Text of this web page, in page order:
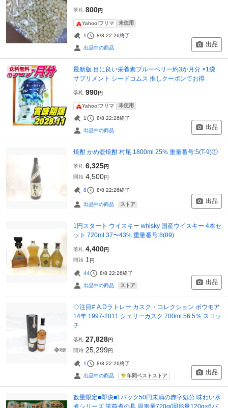
落札 800円
Yahoo!フリマ 未使用
1 8/8 22:26終了
出品中の商品 出品
送料無料
最新版 目に良い栄養素ブルーベリー約3か月分 ×1袋
サプリメント シードコムス 推しクーポンでお得
落札 990円
Yahoo!フリマ 未使用
1 8/8 22:26終了
出品中の商品 出品
焼酎 かめ壺焼酎 村尾 1800ml 25% 重量番号:5(T-9)①
落札 6,325円
開始 4,500円
8 8/8 22:26終了
出品中の商品 ストア 出品
1円スタート ウイスキー whisky 国産ウイスキー 4本セ
ット 720ml 37〜43% 重量番号:8(89)
落札 4,400円
開始 1 円
44 8/8 22:26終了
出品中の商品 ストア 出品
◇注目# A.Dラトレー カスク・コレクション ボウモア
14年 1997-2011 シェリーカスク 700ml 56.5％ スコッ
チ
落札 27,828円
開始 25,299円
1 8/8 22:26終了
出品中の商品 年間ベストストア 出品
数量限定■即決■1パック50円未満の赤字処分 味わい水
煮シリーズ 筑前煮の具 固形量720g(固形量120g×6パ